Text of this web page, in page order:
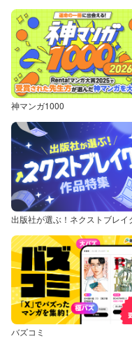
神マンガ1000
バズコミ